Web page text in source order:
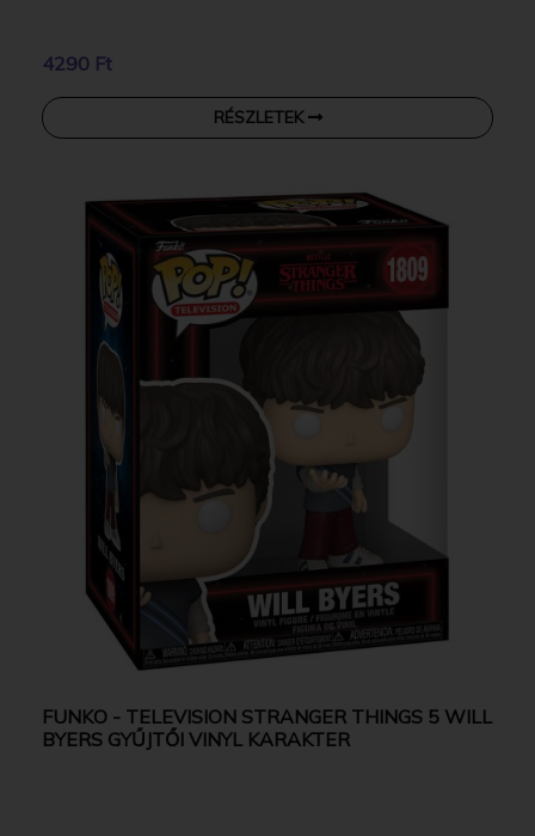
4290 Ft
RÉSZLETEK
FUNKO - TELEVISION STRANGER THINGS 5 WILL
BYERS GYŰJTŐI VINYL KARAKTER